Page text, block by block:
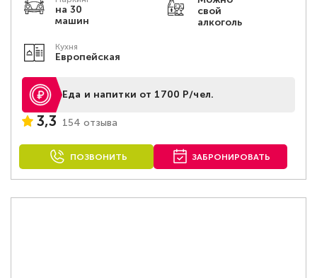
на 30
машин
свой
алкоголь
Кухня
Европейская
Еда и напитки от 1700 Р/чел.
3,3 154 отзыва
ПОЗВОНИТЬ ЗАБРОНИРОВАТЬ